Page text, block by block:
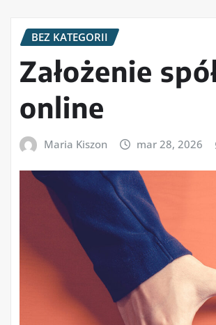
BEZ KATEGORII
Założenie
online
Maria Kiszon mar 28, 2026